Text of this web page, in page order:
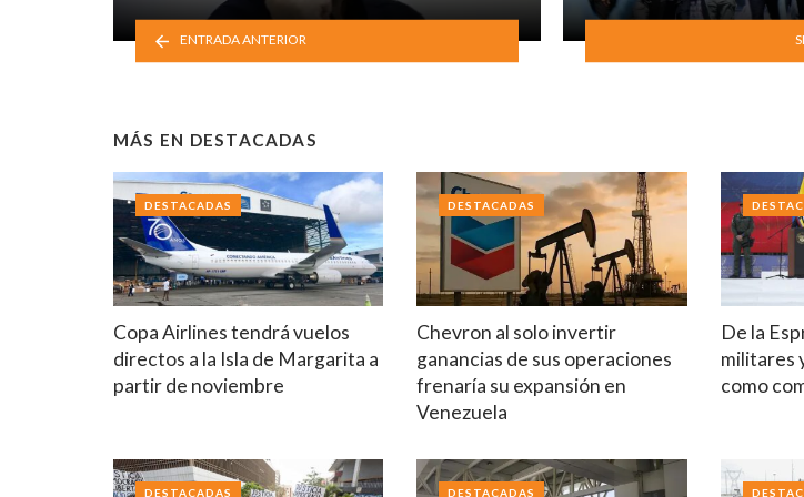
ENTRADA ANTERIOR
MÁS EN DESTACADAS
Copa Airlines tendrá vuelos
directos a la Isla de Margarita a
partir de noviembre
DESTACADAS
Chevron al solo invertir
ganancias de sus operaciones
frenaría su expansión en
Venezuela
DESTACADAS
De la
militares
como
DESTACADAS DESTACADAS